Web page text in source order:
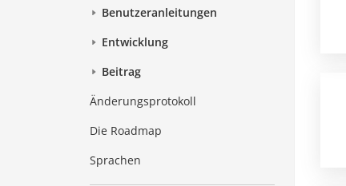
Benutzeranleitungen
Entwicklung
Beitrag
Änderungsprotokoll
Die Roadmap
Sprachen